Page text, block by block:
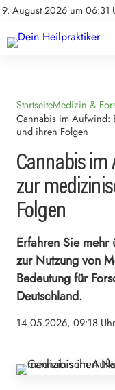
9. August 2026 um 06:31
Impressum
Natürliche Medizin
Heilpflanzen &
StartseiteMedizin &
Cannabis im Aufwind:
und ihren Folgen
Cannabis
zur
Folgen
Erfahren Sie
zur Nutzung von
Bedeutung für
Deutschland.
14.05.2026, 09:18 Uhr